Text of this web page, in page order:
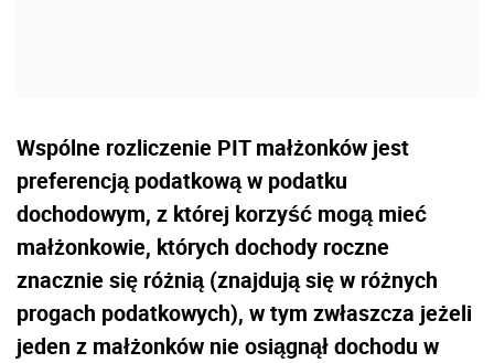
Wspólne rozliczenie PIT małżonków jest
preferencją podatkową w podatku
dochodowym, z której korzyść mogą mieć
małżonkowie, których dochody roczne
znacznie się różnią (znajdują się w różnych
progach podatkowych), w tym zwłaszcza jeżeli
jeden z małżonków nie osiągnął dochodu w